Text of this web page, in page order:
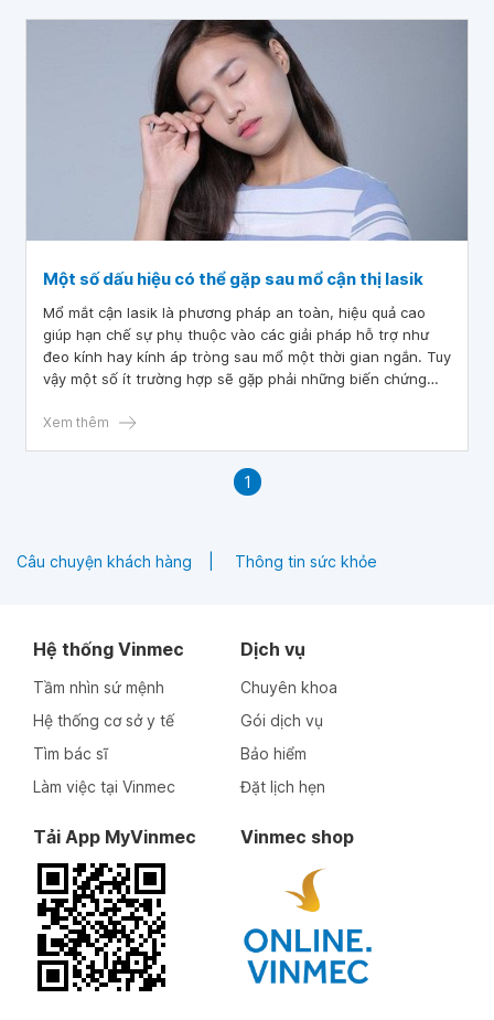
Một số dấu hiệu có thể gặp sau mổ cận thị lasik
Mổ mắt cận lasik là phương pháp an toàn, hiệu quả cao
giúp hạn chế sự phụ thuộc vào các giải pháp hỗ trợ như
đeo kính hay kính áp tròng sau mổ một thời gian ngắn. Tuy
vậy một số ít trường hợp sẽ gặp phải những biến chứng
Xem thêm
1
Câu chuyện khách hàng Thông tin sức khỏe
Hệ thống Vinmec
Tầm nhìn sứ mệnh
Hệ thống cơ sở y tế
Tìm bác sĩ
Làm việc tại Vinmec
Dịch vụ
Chuyên khoa
Gói dịch vụ
Bảo hiểm
Đặt lịch hẹn
Tải App MyVinmec Vinmec shop